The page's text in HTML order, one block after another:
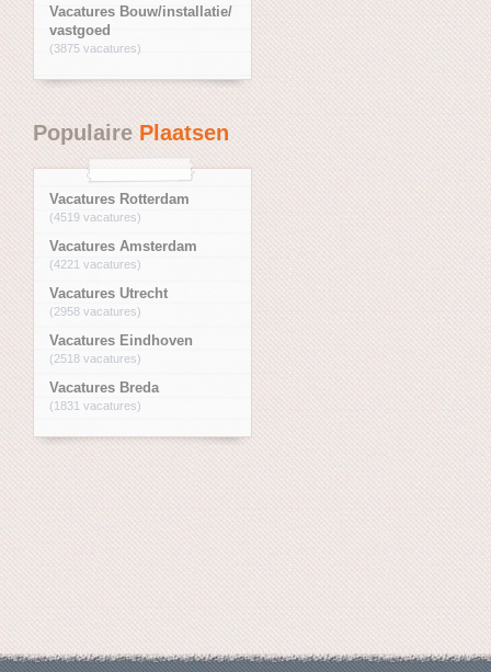
Vacatures Bouw/installatie/
vastgoed
(3875 vacatures)
PopulairePlaatsen
Vacatures Rotterdam
(4519 vacatures)
Vacatures Amsterdam
(4221 vacatures)
Vacatures Utrecht
(2958 vacatures)
Vacatures Eindhoven
(2518 vacatures)
Vacatures Breda
(1831 vacatures)